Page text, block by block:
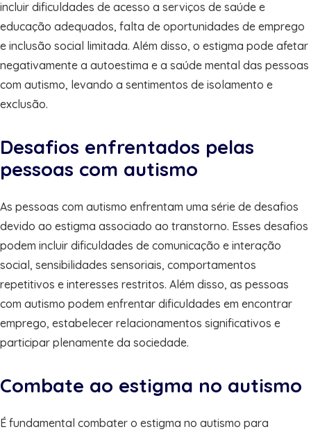
incluir dificuldades de acesso a serviços de saúde e
educação adequados, falta de oportunidades de emprego
e inclusão social limitada. Além disso, o estigma pode afetar
negativamente a autoestima e a saúde mental das pessoas
com autismo, levando a sentimentos de isolamento e
exclusão.
Desafios enfrentados pelas
pessoas com autismo
As pessoas com autismo enfrentam uma série de desafios
devido ao estigma associado ao transtorno. Esses desafios
podem incluir dificuldades de comunicação e interação
social, sensibilidades sensoriais, comportamentos
repetitivos e interesses restritos. Além disso, as pessoas
com autismo podem enfrentar dificuldades em encontrar
emprego, estabelecer relacionamentos significativos e
participar plenamente da sociedade.
Combate ao estigma no autismo
É fundamental combater o estigma no autismo para